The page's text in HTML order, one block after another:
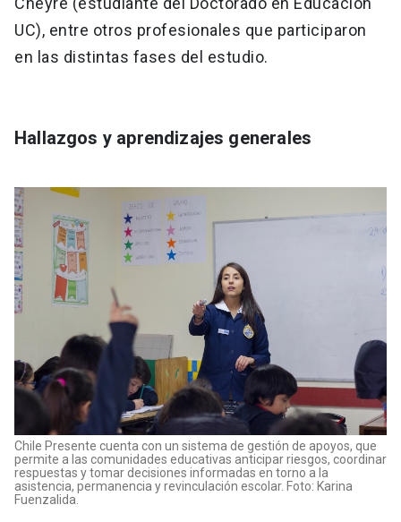
UC), entre otros profesionales que participaron
en las distintas fases del estudio.
Hallazgos y aprendizajes generales
Chile Presente cuenta con un sistema de gestión de apoyos, que
permite a las comunidades educativas anticipar riesgos, coordinar
respuestas y tomar decisiones informadas en torno a la
asistencia, permanencia y revinculación escolar. Foto: Karina
Fuenzalida.